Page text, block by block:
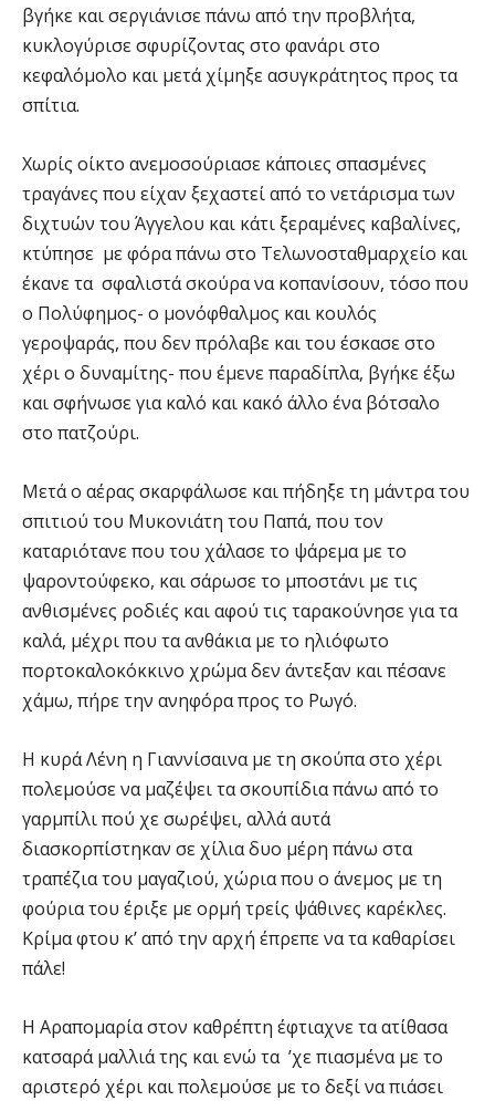
βγήκε και σεργιάνισε πάνω από την προβλήτα,
κυκλογύρισε σφυρίζοντας στο φανάρι στο
κεφαλόμολο και μετά χίμηξε ασυγκράτητος προς τα
σπίτια.
Χωρίς οίκτο ανεμοσούριασε κάποιες σπασμένες
τραγάνες που είχαν ξεχαστεί από το νετάρισμα των
διχτυών του Άγγελου και κάτι ξεραμένες καβαλίνες,
κτύπησε με φόρα πάνω στο Τελωνοσταθμαρχείο και
έκανε τα σφαλιστά σκούρα να κοπανίσουν, τόσο που
ο Πολύφημος- ο μονόφθαλμος και κουλός
γεροψαράς, που δεν πρόλαβε και του έσκασε στο
χέρι ο δυναμίτης- που έμενε παραδίπλα, βγήκε έξω
και σφήνωσε για καλό και κακό άλλο ένα βότσαλο
στο πατζούρι.
Μετά ο αέρας σκαρφάλωσε και πήδηξε τη μάντρα του
σπιτιού του Μυκονιάτη του Παπά, που τον
καταριότανε που του χάλασε το ψάρεμα με το
ψαροντούφεκο, και σάρωσε το μποστάνι με τις
ανθισμένες ροδιές και αφού τις ταρακούνησε για τα
καλά, μέχρι που τα ανθάκια με το ηλιόφωτο
πορτοκαλοκόκκινο χρώμα δεν άντεξαν και πέσανε
χάμω, πήρε την ανηφόρα προς το Ρωγό.
Η κυρά Λένη η Γιαννίσαινα με τη σκούπα στο χέρι
πολεμούσε να μαζέψει τα σκουπίδια πάνω από το
γαρμπίλι πού χε σωρέψει, αλλά αυτά
διασκορπίστηκαν σε χίλια δυο μέρη πάνω στα
τραπέζια του μαγαζιού, χώρια που ο άνεμος με τη
φούρια του έριξε με ορμή τρείς ψάθινες καρέκλες.
Κρίμα φτου κ’ από την αρχή έπρεπε να τα καθαρίσει
πάλε!
Η Αραπομαρία στον καθρέπτη έφτιαχνε τα ατίθασα
κατσαρά μαλλιά της και ενώ τα ’χε πιασμένα με το
αριστερό χέρι και πολεμούσε με το δεξί να πιάσει